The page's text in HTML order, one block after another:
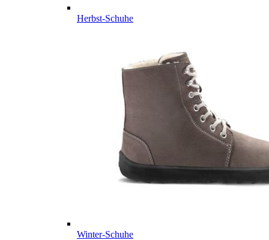
Herbst-Schuhe
Winter-Schuhe